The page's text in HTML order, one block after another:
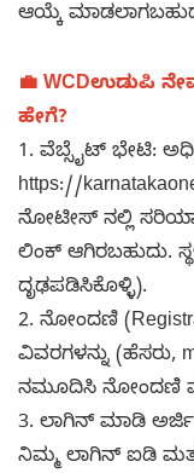
ಆಯ್ಕೆ
💼 WCDಉಡುಪಿ
ಹೇಗೆ?
1. ವೆಬ್ಸೈಟ್ ಭೇಟಿ:
https://
ನೋಟೀಸ್ ನಲ್ಲಿ
ಲಿಂಕ್ ಆಗಿರಬಹುದು.
ದೃಢಪಡಿಸಿಕೊಳ್ಳಿ).
2. ನೋಂದಣಿ
ವಿವರಗಳನ್ನು (ಹೆಸರು,
ನಮೂದಿಸಿ ನೋಂದಣಿ
3. ಲಾಗಿನ್ ಮಾಡಿ
ನಿಮ್ಮ ಲಾಗಿನ್ ಐಡಿ